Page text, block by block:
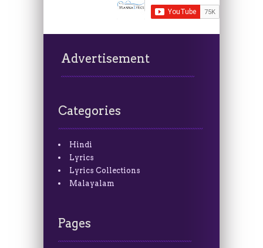
Advertisement
Categories
Hindi
Lyrics
Lyrics Collections
Malayalam
Pages